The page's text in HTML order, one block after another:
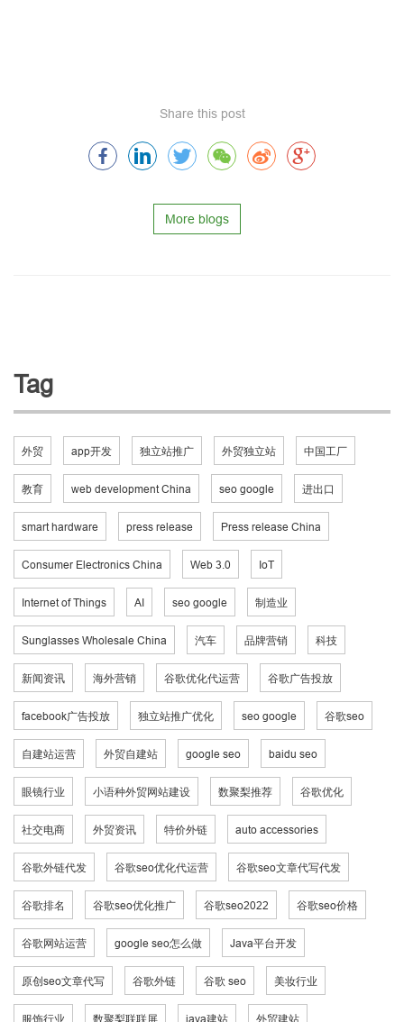
Share this post
More blogs
Tag
外贸 app开发 独立站推广 外贸独立站 中国工厂
教育 web development China seo google 进出口
smart hardware press release Press release China
Consumer Electronics China Web 3.0 IoT
Internet of Things AI seo google 制造业
Sunglasses Wholesale China 汽车 品牌营销 科技
新闻资讯 海外营销 谷歌优化代运营 谷歌广告投放
facebook广告投放 独立站推广优化 seo google 谷歌seo
自建站运营 外贸自建站 google seo baidu seo
眼镜行业 小语种外贸网站建设 数聚梨推荐 谷歌优化
社交电商 外贸资讯 特价外链 auto accessories
谷歌外链代发 谷歌seo优化代运营 谷歌seo文章代写代发
谷歌排名 谷歌seo优化推广 谷歌seo2022 谷歌seo价格
谷歌网站运营 google seo怎么做 Java平台开发
原创seo文章代写 谷歌外链 谷歌 seo 美妆行业
服饰行业 数聚梨联联屏 java建站 外贸建站